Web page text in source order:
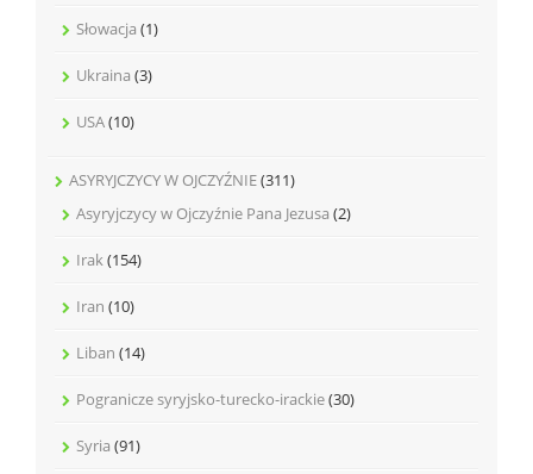
Słowacja (1)
Ukraina (3)
USA(10)
ASYRYJCZYCY W OJCZYŹNIE(311)
Asyryjczycy w Ojczyźnie Pana Jezusa (2)
Irak (154)
Iran (10)
Liban (14)
Pogranicze syryjsko-turecko-irackie(30)
Syria (91)